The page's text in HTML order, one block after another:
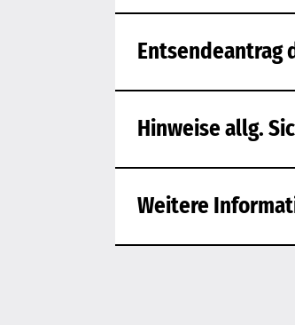
Entsendeantrag
Hinweise allg.
Weitere